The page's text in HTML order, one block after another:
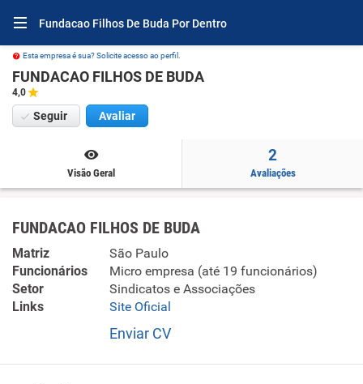
Fundacao Filhos De Buda Por Dentro
Esta empresa é sua? Solicite acesso ao perfil.
FUNDACAO FILHOS DE BUDA
4,0
Seguir Avaliar
Visão Geral
2
Avaliações
FUNDACAO FILHOS DE BUDA
Matriz
São Paulo
Funcionários
Micro empresa (até 19 funcionários)
Setor
Sindicatos e Associações
Links
Site Oficial
Enviar CV
- Atividades de associações de defesa de direitos sociais